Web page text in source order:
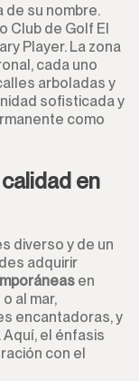
de su nombre.
Club de Golf El
Player. La zona
cada uno
arboladas y
sofisticada y
como
en
diverso y de un
adquirir
en
al mar,
encantadoras, y
el énfasis
con el